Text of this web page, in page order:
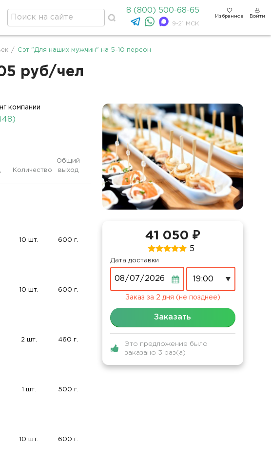
8 (800) 500-68-65
9-21 МСК
Избранное Войти
/ Сэт "Для наших мужчин" на 5-10 персон
руб/чел
компании
Количество
Общий
выход
10 шт. 600 г.
10 шт. 600 г.
2 шт. 460 г.
1 шт. 500 г.
10 шт. 600 г.
41 050 ₽
5
Дата доставки
Заказ за 2 дня (не позднее)
Заказать
Это предложение было
заказано 3 раз(а)